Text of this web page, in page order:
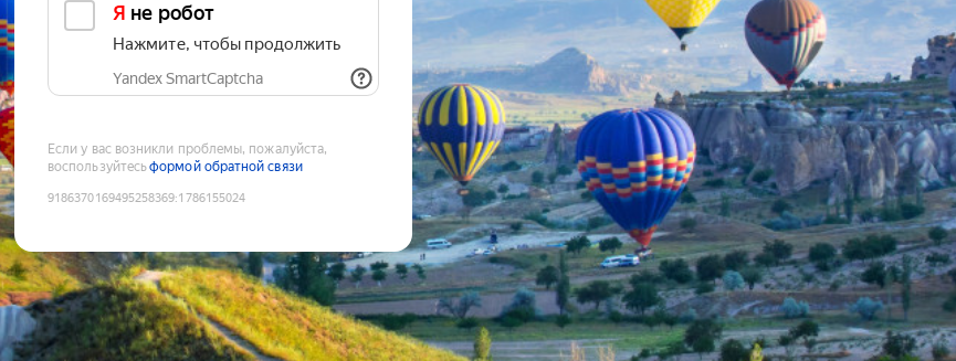
Я не робот
Нажмите, чтобы продолжить
Yandex SmartCaptcha
Если у вас возникли проблемы, пожалуйста,
воспользуйтесьформой обратной связи
9186370169495258369:1786155024